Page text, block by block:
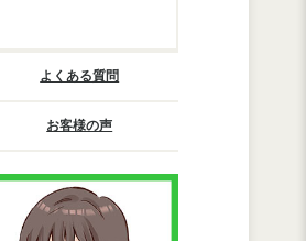
よくある質問
お客様の声